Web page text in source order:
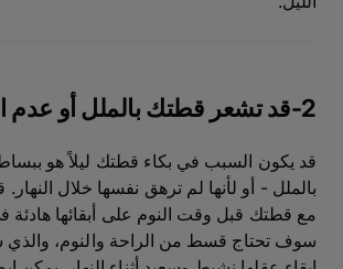
2-قد تشعر قطتك بالملل أو عدم التحفيز
قد يكون السبب في بكاء قطتك ليلاً هو
بالملل - أو لأنها لم ترهق نفسها خلال
مع قطتك قبل وقت النوم على أبقائها هادئة
سوف تحتاج قسط من الراحة والنوم،